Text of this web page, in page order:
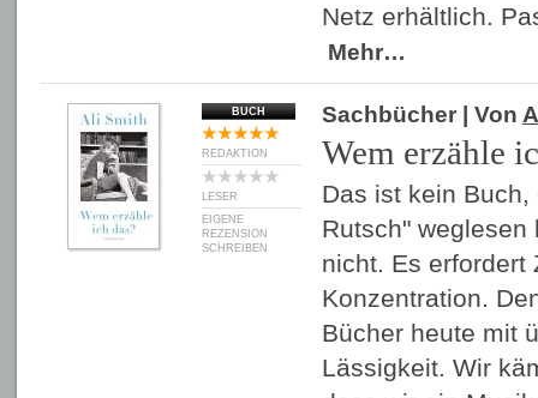
Netz erhältlich.
Mehr…
BUCH
REDAKTION
LESER
EIGENE
REZENSION
SCHREIBEN
Sachbücher | Von
Wem erzähle
Das ist kein
Rutsch"
nicht. Es erfordert
Konzentration.
Bücher heute mit
Lässigkeit. Wir